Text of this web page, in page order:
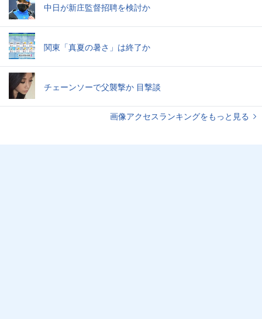
中日が新庄監督招聘を検討か
関東「真夏の暑さ」は終了か
チェーンソーで父襲撃か 目撃談
画像アクセスランキングをもっと見る